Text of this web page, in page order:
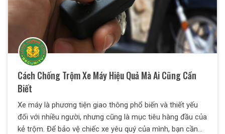
Cách Chống Trộm Xe Máy Hiệu Quả Mà Ai Cũng Cần
Biết
Xe máy là phương tiện giao thông phổ biến và thiết yếu
đối với nhiều người, nhưng cũng là mục tiêu hàng đầu của
kẻ trộm. Để bảo vệ chiếc xe yêu quý của mình, bạn cần